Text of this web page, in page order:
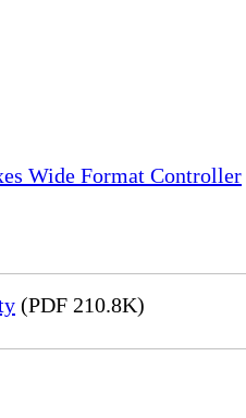
Wide Format Controller
(PDF 210.8K)